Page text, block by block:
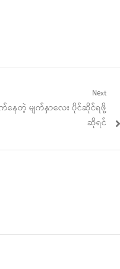
Next
ေတဲ့ မျက်နှာလေး ပိုင်ဆိုင်ရဖို့
ဆိုရင်